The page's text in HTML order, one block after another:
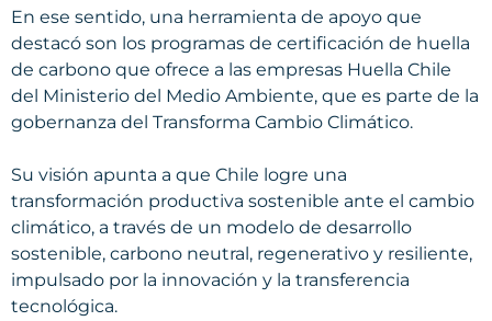
En ese sentido, una herramienta de apoyo que
destacó son los programas de certificación de huella
de carbono que ofrece a las empresas Huella Chile
del Ministerio del Medio Ambiente, que es parte de la
gobernanza del Transforma Cambio Climático.
Su visión apunta a que Chile logre una
transformación productiva sostenible ante el cambio
climático, a través de un modelo de desarrollo
sostenible, carbono neutral, regenerativo y resiliente,
impulsado por la innovación y la transferencia
tecnológica.